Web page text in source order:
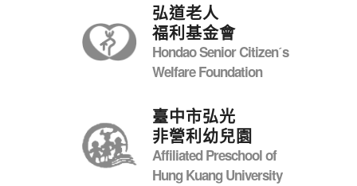
弘道老人
福利基金會
Hondao Senior Citizenˊs
Welfare Foundation
臺中市弘光
非營利幼兒園
Affiliated Preschool of
Hung Kuang University